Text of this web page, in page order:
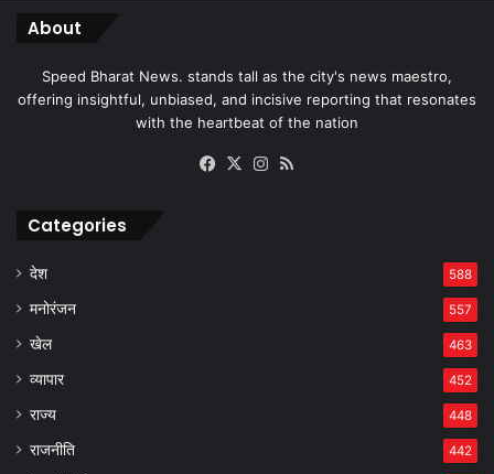
About
Speed Bharat News. stands tall as the city's news maestro,
offering insightful, unbiased, and incisive reporting that resonates
with the heartbeat of the nation
Facebook
X Instagram
Categories
देश 588
मनोरंजन 557
खेल 463
व्यापार 452
राज्य 448
राजनीति 442